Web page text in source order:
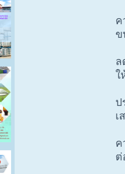
ค
ข
ล
ใ
ป
เ
ค
ต่